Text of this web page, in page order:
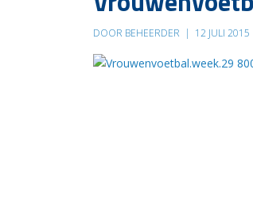
DOOR BEHEERDER | 12 JULI 2015